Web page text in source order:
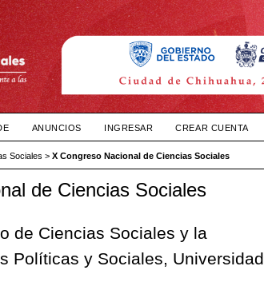
ANUNCIOS INGRESAR CREAR CUENTA
Sociales >X Congreso Nacional de Ciencias Sociales
de Ciencias Sociales
de Ciencias Sociales y la
Políticas y Sociales,